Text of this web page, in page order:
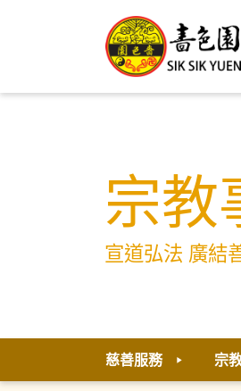
宗教
宣道弘法 廣結
慈善服務 宗